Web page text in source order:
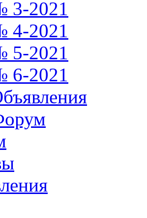
3-2021
4-2021
5-2021
6-2021